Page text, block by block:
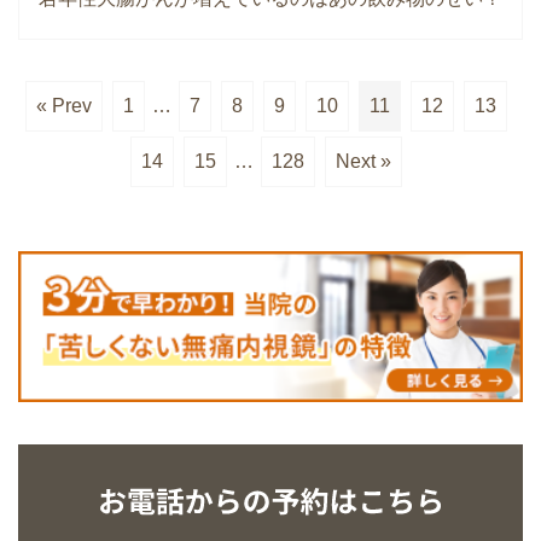
« Prev 1 … 7 8 9 10 11 12 13
14 15 … 128 Next »